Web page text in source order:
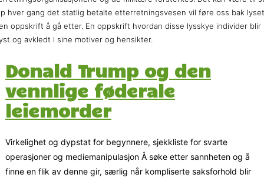
hver gang det statlig betalte etterretningsvesen vil føre oss bak
oppskrift å gå etter. En oppskrift hvordan disse lysskye individer blir
og avkledt i sine motiver og hensikter.
Donald Trump og den
vennlige føderale
leiemorder
Virkelighet og dypstat for begynnere, sjekkliste for svarte
operasjoner og mediemanipulasjon Å søke etter sannheten og å
finne en flik av denne gir, særlig når kompliserte saksforhold blir